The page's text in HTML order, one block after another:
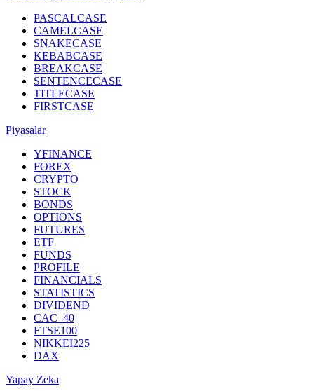
PASCALCASE
CAMELCASE
SNAKECASE
KEBABCASE
BREAKCASE
SENTENCECASE
TITLECASE
FIRSTCASE
Piyasalar
YFINANCE
FOREX
CRYPTO
STOCK
BONDS
OPTIONS
FUTURES
ETF
FUNDS
PROFILE
FINANCIALS
STATISTICS
DIVIDEND
CAC_40
FTSE100
NIKKEI225
DAX
Yapay Zeka